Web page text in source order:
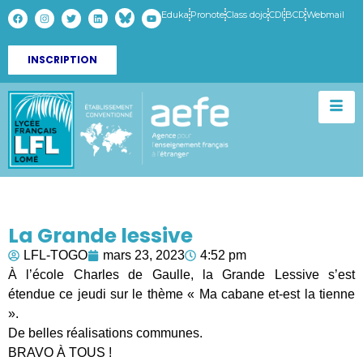
Eduka PronoteClass dojoCDI BCDWebmail
INSCRIPTION
La Grande lessive
LFL-TOGO mars 23, 2023
4:52 pm
À l’école Charles de Gaulle, la Grande Lessive s’est
étendue ce jeudi sur le thème « Ma cabane et-est la tienne
».
De belles réalisations communes.
BRAVO À TOUS !